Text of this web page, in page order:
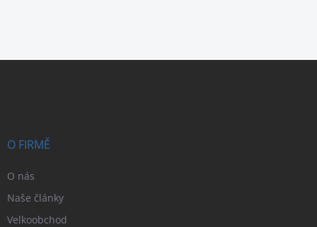
Z
O FIRMĚ
O nás
Naše články
Velkoobchod